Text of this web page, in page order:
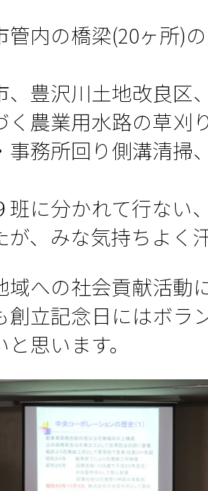
内の橋梁(20ヶ所)
／
豊沢川土地改良区
く農業用水路の草刈
務所回り側溝清掃
／
班に分かれて行ない
が、みな気持ちよく
域への社会貢献活動
創立記念日にはボラ
思います。